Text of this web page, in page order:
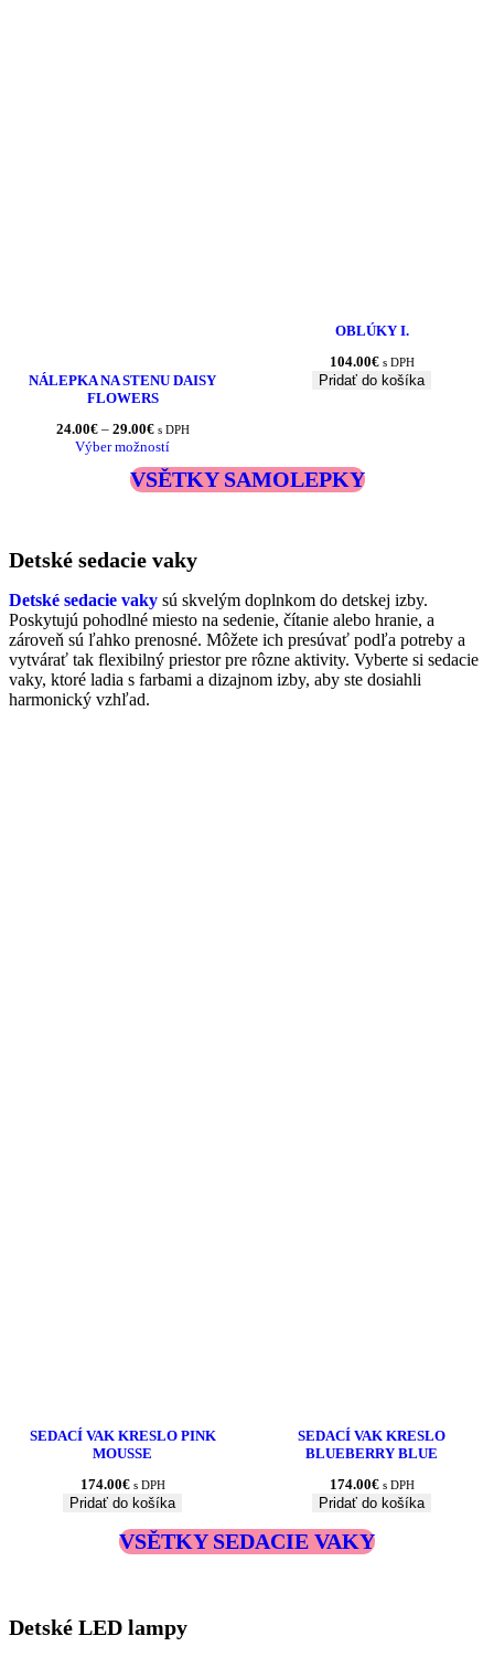
NÁLEPKA NA STENU DAISY
FLOWERS
24.00€ – 29.00€Price
range:
through
29.00€
s DPH
Výber možností
OBLÚKY I.
104.00€ s DPH
Pridať do košíka
VSĚTKY SAMOLEPKY
Detské sedacie vaky
Detské sedacie vaky sú skvelým doplnkom do detskej izby.
Poskytujú pohodlné miesto na sedenie, čítanie alebo hranie, a
zároveň sú ľahko prenosné. Môžete ich presúvať podľa potreby a
vytvárať tak flexibilný priestor pre rôzne aktivity. Vyberte si sedacie
vaky, ktoré ladia s farbami a dizajnom izby, aby ste dosiahli
harmonický vzhľad.
SEDACÍ VAK KRESLO PINK
MOUSSE
174.00€ s DPH
Pridať do košíka
SEDACÍ VAK KRESLO
BLUEBERRY BLUE
174.00€ s DPH
Pridať do košíka
VSĚTKY SEDACIE VAKY
Detské LED lampy